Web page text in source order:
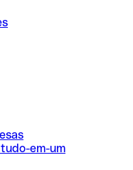
em-um